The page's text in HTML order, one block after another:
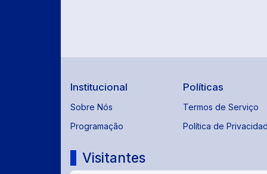
Institucional
Sobre Nós
Programação
Políticas
Termos de Serviço
Política de
Visitantes